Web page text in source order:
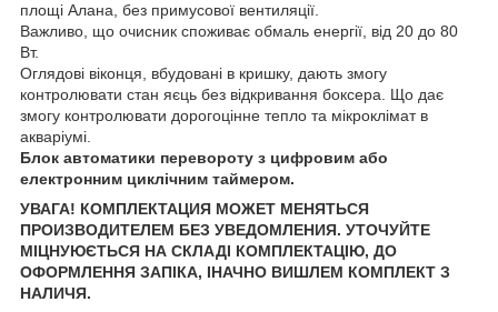
площі Алана, без примусової вентиляції.
Важливо, що очисник споживає обмаль енергії, від 20 до 80
Вт.
Оглядові віконця, вбудовані в кришку, дають змогу
контролювати стан яєць без відкривання боксера. Що дає
змогу контролювати дорогоцінне тепло та мікроклімат в
акваріумі.
Блок автоматики перевороту з цифровим або
електронним циклічним таймером.
УВАГА! КОМПЛЕКТАЦИЯ МОЖЕТ МЕНЯТЬСЯ
ПРОИЗВОДИТЕЛЕМ БЕЗ УВЕДОМЛЕНИЯ. УТОЧУЙТЕ
МІЦНУЮЄТЬСЯ НА СКЛАДІ КОМПЛЕКТАЦІЮ, ДО
ОФОРМЛЕННЯ ЗАПІКА, ІНАЧНО ВИШЛЕМ КОМПЛЕКТ З
НАЛИЧЯ.